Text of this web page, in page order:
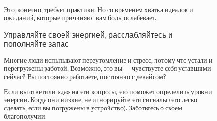
Это, конечно, требует практики. Но со временем хватка идеалов и
ожиданий, которые причиняют вам боль, ослабевает.
Управляйте своей энергией, расслабляйтесь и
пополняйте запас
Многие люди испытывают переутомление и стресс, потому что устали и
перегружены работой. Возможно, это вы — чувствуете себя уставшими
сейчас? Вы постоянно работаете, постоянно с девайсом?
Если вы ответили «да» на эти вопросы, это поможет определить уровни
энергии. Когда они низкие, не игнорируйте эти сигналы (это легко
сделать, если вы погружены в устройство). Заботьтесь о своем
благополучии.